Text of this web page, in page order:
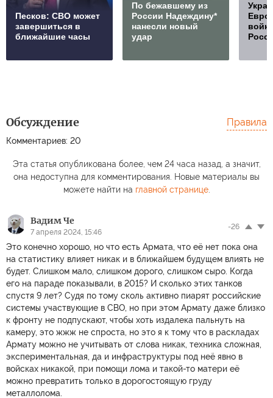
Песков: СВО может
завершиться в
ближайшие часы
По бежавшему из
России Надеждину*
нанесли новый
удар
Обсуждение
Комментариев: 20
Правила
Эта статья опубликована более, чем 24 часа назад, а значит,
она недоступна для комментирования. Новые материалы вы
можете найти на главной странице.
Вадим Че
7 апреля 2024, 15:46
-26
Это конечно хорошо, но что есть Армата, что её нет пока она
на статистику влияет никак и в ближайшем будущем влиять не
будет. Слишком мало, слишком дорого, слишком сыро. Когда
его на параде показывали, в 2015? И сколько этих танков
спустя 9 лет? Судя по тому сколь активно пиарят российские
системы участвующие в СВО, но при этом Армату даже близко
к фронту не подпускают, чтобы хоть издалека пальнуть на
камеру, это жжж не спроста, но это я к тому что в раскладах
Армату можно не учитывать от слова никак, техника сложная,
экспериментальная, да и инфраструктуры под неё явно в
войсках никакой, при помощи лома и такой-то матери её
можно превратить только в дорогостоящую груду
металлолома.